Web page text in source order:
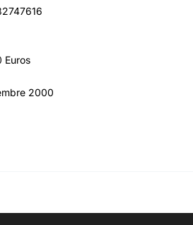
Euros
2000